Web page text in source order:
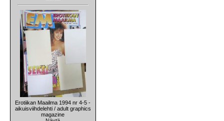
Erotiikan Maailma 1994 nr 4-5 -
aikuisviihdelehti / adult graphics
magazine